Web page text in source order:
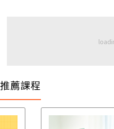
推薦課程